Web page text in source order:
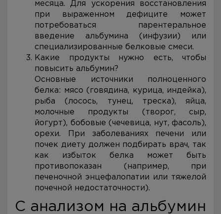
месяца. Для ускорения восстановления
при выраженном дефиците может
потребоваться парентеральное
введение альбумина (инфузии) или
специализированные белковые смеси.
Какие продукты нужно есть, чтобы
повысить альбумин?
Основные источники полноценного
белка: мясо (говядина, курица, индейка),
рыба (лосось, тунец, треска), яйца,
молочные продукты (творог, сыр,
йогурт), бобовые (чечевица, нут, фасоль),
орехи. При заболеваниях печени или
почек диету должен подбирать врач, так
как избыток белка может быть
противопоказан (например, при
печеночной энцефалопатии или тяжелой
почечной недостаточности).
С анализом на альбумин